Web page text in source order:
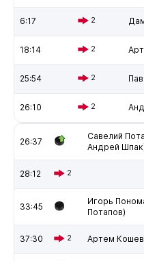
6:17 2
18:14 2
25:54 2
26:10 2
26:37
Савелий
Андрей
28:12 2
33:45
Игорь
Потапов)
37:30 2 Артем